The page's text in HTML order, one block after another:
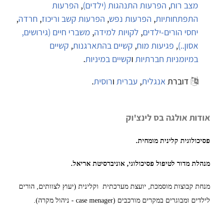
מצב רוח, הפרעות התנהגות (ילדים), הפרעות
התפתחותיות, הפרעות נפש, הפרעות קשב וריכוז, חרדה,
יחסי הורים-ילדים, לקויות למידה, משברי חיים (גירושים,
אסון..), פגיעות מוח, קשיים בהתארגנות, קשיים
במיומניות חברתיות וקשיים במיניות.
דוברתאנגלית, עברית ורוסית.
אודות אולגה בס לינצ'וק
פסיכולוגית קלינית מומחית.
מנהלת מדור לטיפול פסיכולוגי, אוניברסיטת אריאל.
מנחת קבוצות מוסמכת, יועצת מערכתית וקלינית (יעוץ לצוותים, הורים
לילדים ומבוגרים במקרים מורכבים (case menager - ניהול מקרה).